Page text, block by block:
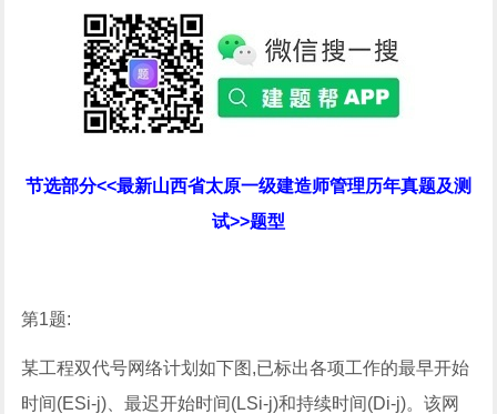
节选部分<<最新山西省太原一级建造师管理历年真题及测
试>>题型
第1题:
某工程双代号网络计划如下图,已标出各项工作的最早开始
时间(ESi-j)、最迟开始时间(LSi-j)和持续时间(Di-j)。该网